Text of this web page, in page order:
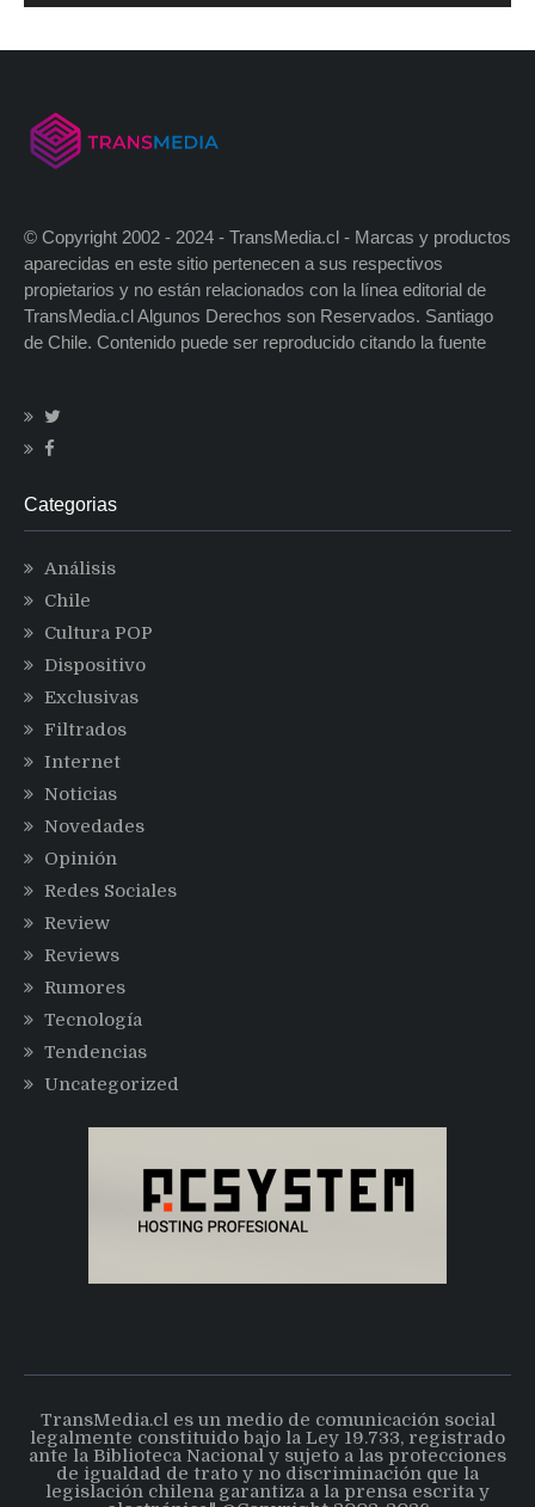
© Copyright 2002 - 2024 - TransMedia.cl - Marcas y productos
aparecidas en este sitio pertenecen a sus respectivos
propietarios y no están relacionados con la línea editorial de
TransMedia.cl Algunos Derechos son Reservados. Santiago
de Chile. Contenido puede ser reproducido citando la fuente
Categorias
Análisis
Chile
Cultura POP
Dispositivo
Exclusivas
Filtrados
Internet
Noticias
Novedades
Opinión
Redes Sociales
Review
Reviews
Rumores
Tecnología
Tendencias
Uncategorized
TransMedia.cl es un medio de comunicación social
legalmente constituido bajo la Ley 19.733, registrado
ante la Biblioteca Nacional y sujeto a las protecciones
de igualdad de trato y no discriminación que la
legislación chilena garantiza a la prensa escrita y